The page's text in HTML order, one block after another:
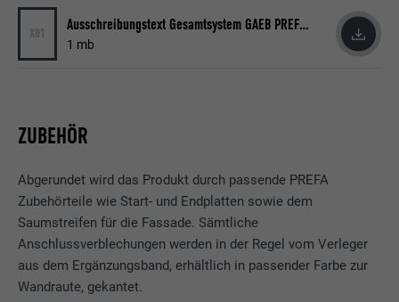
X81 Ausschreibungstext Gesamtsystem GAEB PREFA 2020 09
1 mb
ZUBEHÖR
Abgerundet wird das Produkt durch passende PREFA
Zubehörteile wie Start- und Endplatten sowie dem
Saumstreifen für die Fassade. Sämtliche
Anschlussverblechungen werden in der Regel vom Verleger
aus dem Ergänzungsband, erhältlich in passender Farbe zur
Wandraute, gekantet.